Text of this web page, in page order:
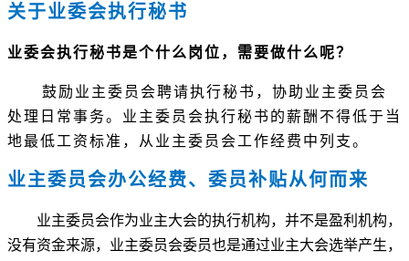
关于业委会执行秘书
业委会执行秘书是个什么岗位，需要做什么呢？
鼓励业主委员会聘请执行秘书，协助业主委员会
处理日常事务。业主委员会执行秘书的薪酬不得低于当
地最低工资标准，从业主委员会工作经费中列支。
业主委员会办公经费、委员补贴从何而来
业主委员会作为业主大会的执行机构，并不是盈利机构，
没有资金来源，业主委员会委员也是通过业主大会选举产生，